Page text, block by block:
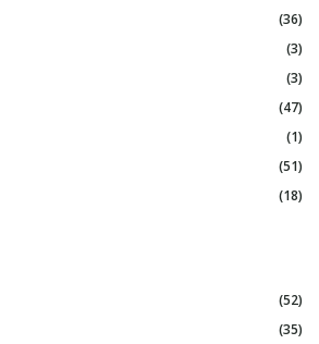
(36)
(3)
(3)
(47)
(1)
(51)
(18)
(52)
(35)